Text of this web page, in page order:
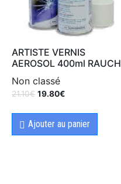
ARTISTE VERNIS
AEROSOL 400ml RAUCH
Non classé
21.10€ 19.80€
Ajouter au panier